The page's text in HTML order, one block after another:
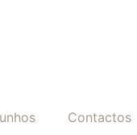
Contactos